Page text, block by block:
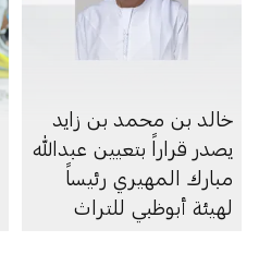
خالد بن محمد بن زايد
يصدر قراراً بتعيين عبدالله
مبارك المهيري رئيساً
لهيئة أبوظبي للتراث